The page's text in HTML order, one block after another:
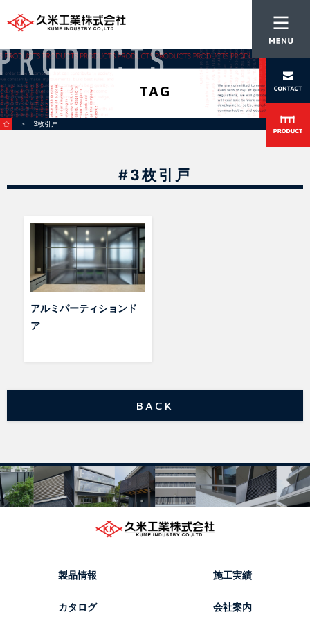
TAG
＞ 3枚引戸
#3枚引戸
アルミパーティションド
ア
BACK
製品情報 施工実績
カタログ 会社案内